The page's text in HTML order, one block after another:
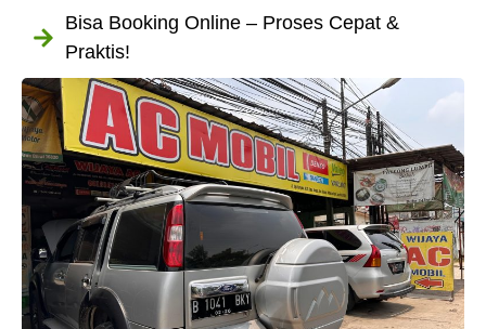
Bisa Booking Online – Proses Cepat &
Praktis!